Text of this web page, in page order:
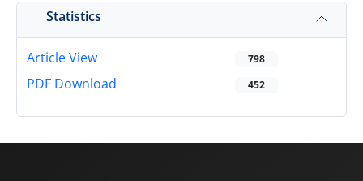
Statistics
Article View 798
PDF Download 452